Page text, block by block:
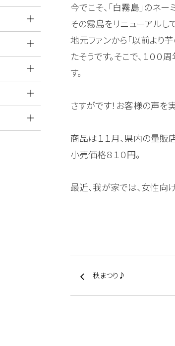
今でこそ、「白霧島」のネ
その霧島をリニューアルし
地元ファンから「以前より
たそうです。そこで、１０
す。
さすがです！お客様の声を
商品は１１月、県内の量販
小売価格８１０円。
最近、我が家では、女性
秋まつり♪